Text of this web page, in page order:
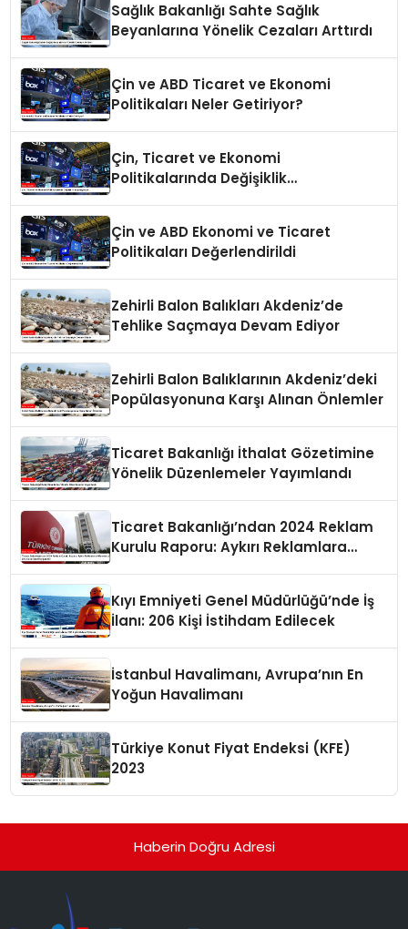
Sağlık Bakanlığı Sahte Sağlık
Beyanlarına Yönelik Cezaları Arttırdı
Çin ve ABD Ticaret ve Ekonomi
Politikaları Neler Getiriyor?
Çin, Ticaret ve Ekonomi
Politikalarında Değişiklik
Çin ve ABD Ekonomi ve Ticaret
Politikaları Değerlendirildi
Zehirli Balon Balıkları Akdeniz’de
Tehlike Saçmaya Devam Ediyor
Zehirli Balon Balıklarının Akdeniz’deki
Popülasyonuna Karşı Alınan Önlemler
Ticaret Bakanlığı İthalat Gözetimine
Yönelik Düzenlemeler Yayımlandı
Ticaret Bakanlığı’ndan 2024 Reklam
Kurulu Raporu: Aykırı Reklamlara
Kıyı Emniyeti Genel Müdürlüğü’nde İş
İlanı: 206 Kişi İstihdam Edilecek
İstanbul Havalimanı, Avrupa’nın En
Yoğun Havalimanı
Türkiye Konut Fiyat Endeksi (KFE)
2023
Haberin Doğru Adresi